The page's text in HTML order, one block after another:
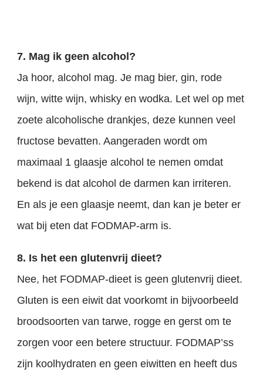
7. Mag ik geen alcohol?
Ja hoor, alcohol mag. Je mag bier, gin, rode
wijn, witte wijn, whisky en wodka. Let wel op met
zoete alcoholische drankjes, deze kunnen veel
fructose bevatten. Aangeraden wordt om
maximaal 1 glaasje alcohol te nemen omdat
bekend is dat alcohol de darmen kan irriteren.
En als je een glaasje neemt, dan kan je beter er
wat bij eten dat FODMAP-arm is.
8. Is het een glutenvrij dieet?
Nee, het FODMAP-dieet is geen glutenvrij dieet.
Gluten is een eiwit dat voorkomt in bijvoorbeeld
broodsoorten van tarwe, rogge en gerst om te
zorgen voor een betere structuur. FODMAP’ss
zijn koolhydraten en geen eiwitten en heeft dus